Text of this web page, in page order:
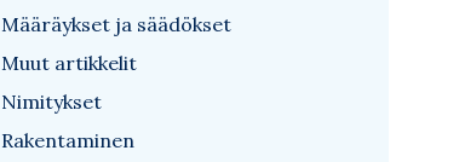
Määräykset ja säädökset
Muut artikkelit
Nimitykset
Rakentaminen